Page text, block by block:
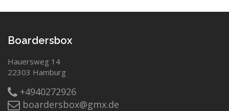
Boardersbox
Hauersweg 14
22303 Hamburg
+4940272926
boardersbox@gmx.de